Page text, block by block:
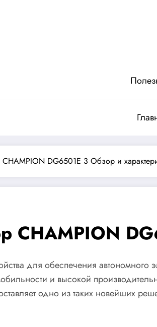
CHAMPION DG6501E 3 Обзор и
CHAMPION
для обеспечения
и высокой
одно из таких новейших